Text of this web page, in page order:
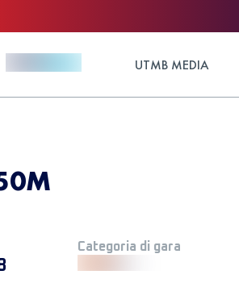
UTMB MEDIA
Categoria di gara